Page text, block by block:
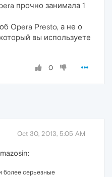
прочно занимала 1
Opera Presto, а не о
вы используете
0
Oct 30, 2013, 5:05 AM
серьезные